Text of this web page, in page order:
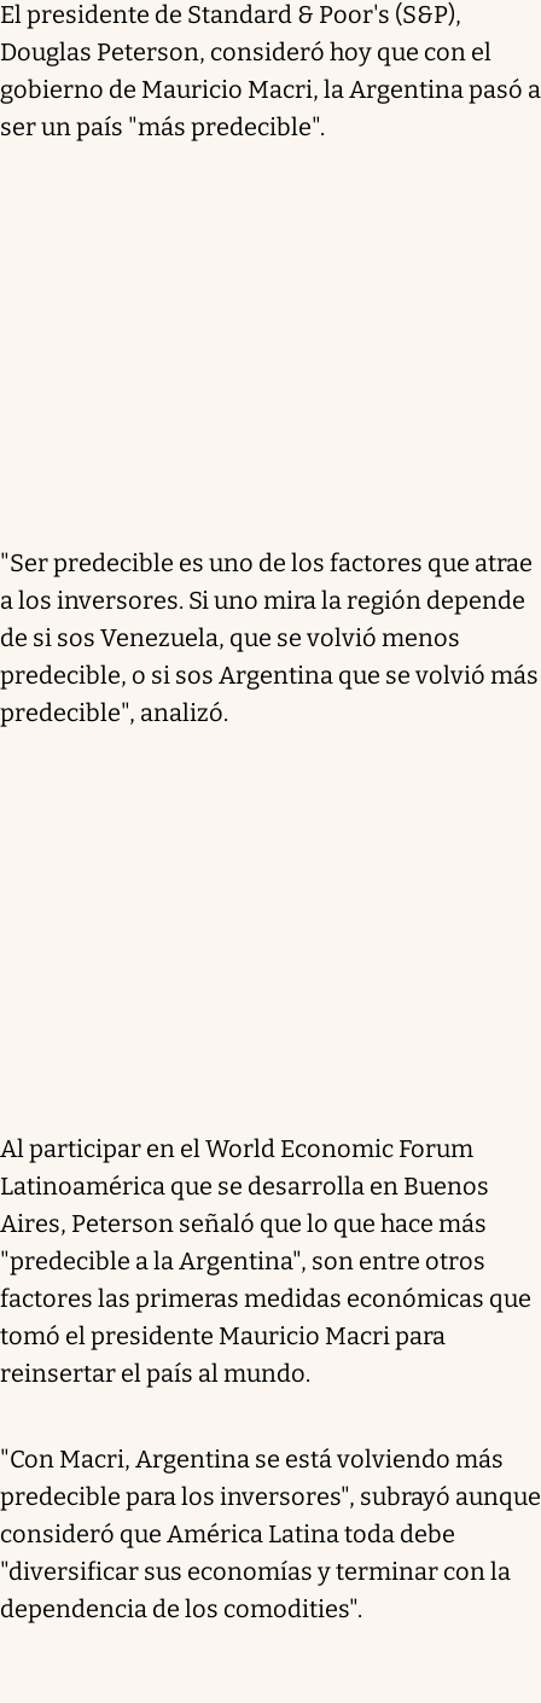
El presidente de Standard & Poor's (S&P),
Douglas Peterson, consideró hoy que con el
gobierno de Mauricio Macri, la Argentina pasó a
ser un país "más predecible".
"Ser predecible es uno de los factores que atrae
a los inversores. Si uno mira la región depende
de si sos Venezuela, que se volvió menos
predecible, o si sos Argentina que se volvió más
predecible", analizó.
Al participar en el World Economic Forum
Latinoamérica que se desarrolla en Buenos
Aires, Peterson señaló que lo que hace más
"predecible a la Argentina", son entre otros
factores las primeras medidas económicas que
tomó el presidente Mauricio Macri para
reinsertar el país al mundo.
"Con Macri, Argentina se está volviendo más
predecible para los inversores", subrayó aunque
consideró que América Latina toda debe
"diversificar sus economías y terminar con la
dependencia de los comodities".